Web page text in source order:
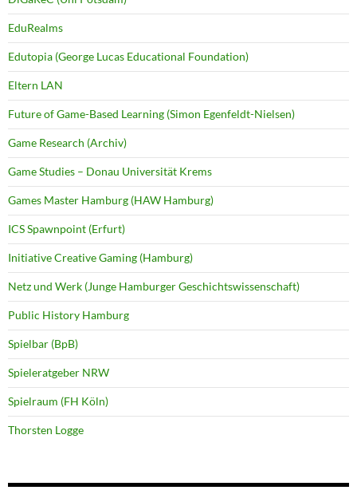
EduRealms
Edutopia (George Lucas Educational Foundation)
Eltern LAN
Future of Game-Based Learning (Simon Egenfeldt-Nielsen)
Game Research (Archiv)
Game Studies – Donau Universität Krems
Games Master Hamburg (HAW Hamburg)
ICS Spawnpoint (Erfurt)
Initiative Creative Gaming (Hamburg)
Netz und Werk (Junge Hamburger Geschichtswissenschaft)
Public History Hamburg
Spielbar (BpB)
Spieleratgeber NRW
Spielraum (FH Köln)
Thorsten Logge